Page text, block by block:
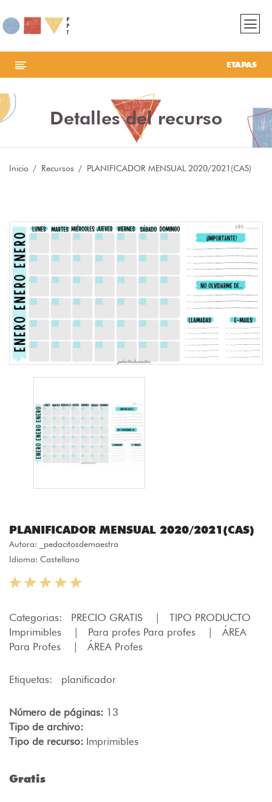
ETAPAS
Detalles del recurso
Inicio Recursos PLANIFICADOR MENSUAL 2020/2021(CAS)
PLANIFICADOR MENSUAL 2020/2021(CAS)
Autora:
_pedacitosdemaestra
Idioma: Castellano
Categorias: PRECIO GRATIS |
TIPO PRODUCTO
Imprimibles
| Para profes Para profes |
ÁREA
Para Profes
| ÁREA Profes
Etiquetas: planificador
Número de páginas: 13
Tipo de archivo:
Tipo de recurso: Imprimibles
Gratis